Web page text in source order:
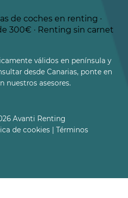
de coches en renting ·
300€ · Renting sin carnet
válidos en península y
desde Canarias, ponte en
nuestros asesores.
Avanti Renting
de cookies Términos